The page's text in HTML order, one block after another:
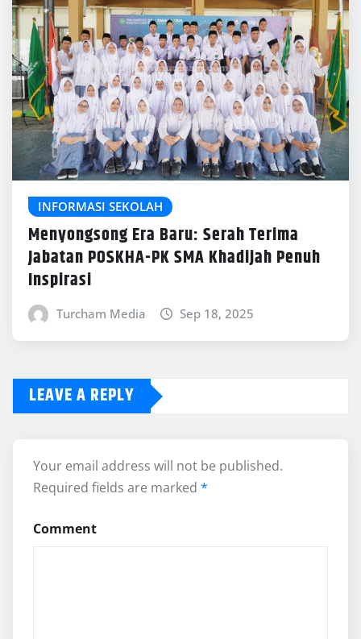
INFORMASI SEKOLAH
Menyongsong Era Baru: Serah Terima
Jabatan POSKHA-PK SMA Khadijah Penuh
Inspirasi
Turcham Media Sep 18, 2025
LEAVE A REPLY
Your email address will not be published.
Required fields are marked *
Comment